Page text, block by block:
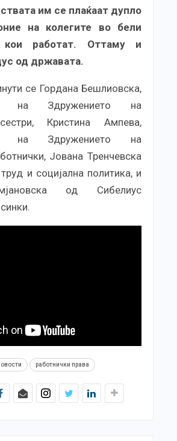
им се плаќаат дупло
на колегите во бели
работат. Оттаму и
од државата.
се Гордана Бешлиовска,
на Здружението на
Кристина Ампева,
на Здружението на
Јована Тренчевска
и социјална политика, и
од Сибелиус
работнички права